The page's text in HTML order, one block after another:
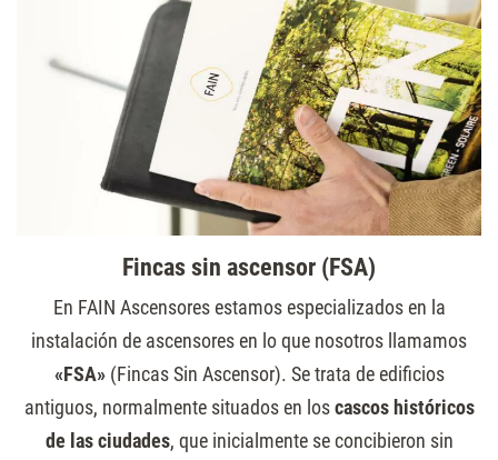
Fincas sin ascensor (FSA)
En FAIN Ascensores estamos especializados en la
instalación de ascensores en lo que nosotros llamamos
«FSA» (Fincas Sin Ascensor). Se trata de edificios
antiguos, normalmente situados en loscascos históricos
de las ciudades, que inicialmente se concibieron sin